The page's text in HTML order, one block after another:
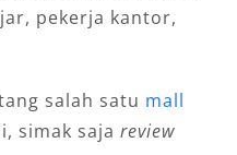
pekerja kantor,
salah satu mall
simak saja review